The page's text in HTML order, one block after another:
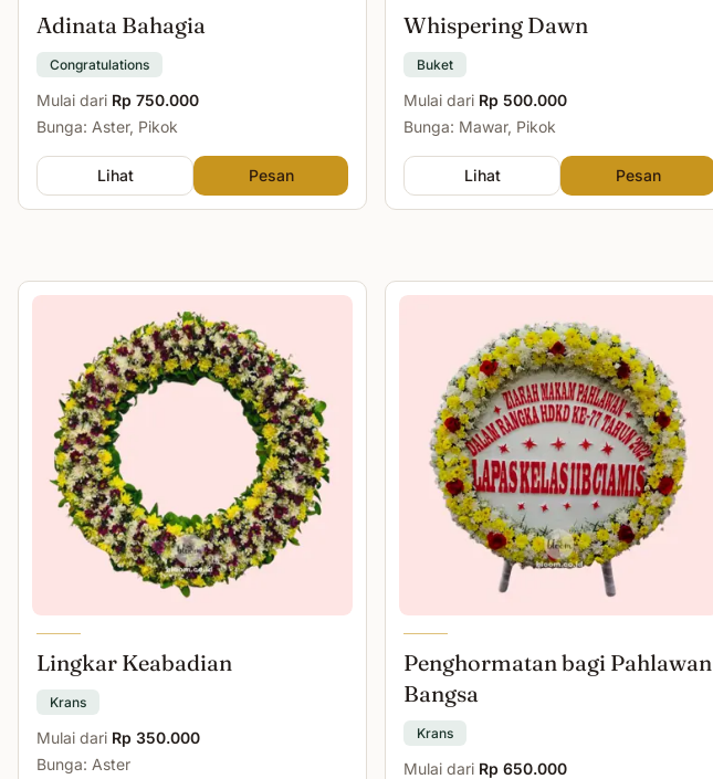
Adinata Bahagia
Congratulations
Mulai dari Rp 750.000
Bunga: Aster, Pikok
Lihat Pesan
Whispering Dawn
Buket
Mulai dari Rp 500.000
Bunga: Mawar, Pikok
Lihat Pesan
Lingkar Keabadian
Krans
Mulai dari Rp 350.000
Bunga: Aster
Penghormatan bagi Pahlawan
Bangsa
Krans
Mulai dari Rp 650.000